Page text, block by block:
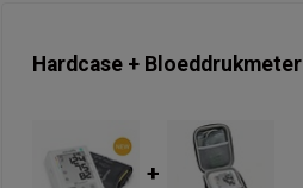
Hardcase + Bloeddrukmeter
+